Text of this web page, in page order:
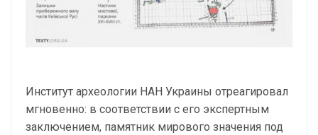
Институт археологии НАН Украины отреагировал
мгновенно: в соответствии с его экспертным
заключением, памятник мирового значения под